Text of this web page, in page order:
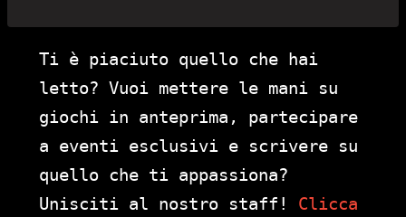
Ti è piaciuto quello che hai
letto? Vuoi mettere le mani su
giochi in anteprima, partecipare
a eventi esclusivi e scrivere su
quello che ti appassiona?
Unisciti al nostro staff! Clicca